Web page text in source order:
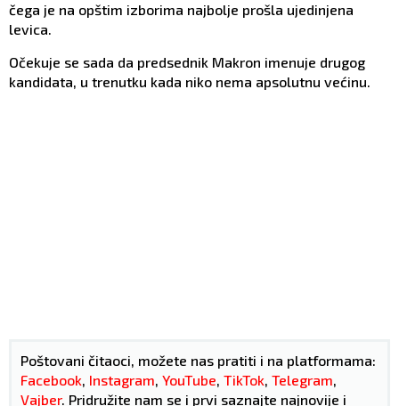
čega je na opštim izborima najbolje prošla ujedinjena
levica.
Očekuje se sada da predsednik Makron imenuje drugog
kandidata, u trenutku kada niko nema apsolutnu većinu.
Poštovani čitaoci, možete nas pratiti i na platformama:
Facebook, Instagram, YouTube, TikTok, Telegram,
Vajber. Pridružite nam se i prvi saznajte najnovije i